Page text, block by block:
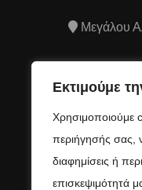
Εκτιμούμε
Χρησιμοποιούμε
περιήγησής σας,
διαφημίσεις ή
επισκεψιμότητά
Μεγάλου